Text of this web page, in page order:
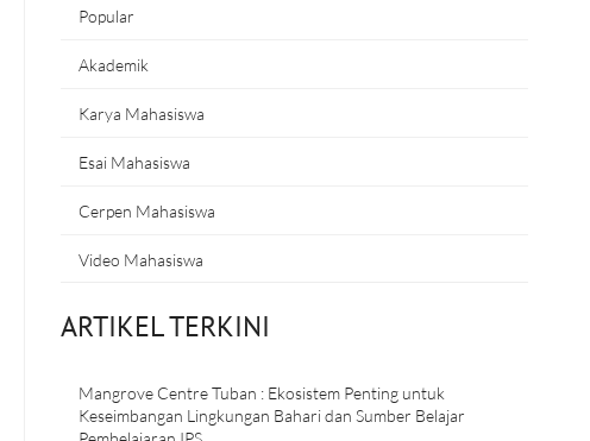
Popular
Akademik
Karya Mahasiswa
Esai Mahasiswa
Cerpen Mahasiswa
Video Mahasiswa
ARTIKEL TERKINI
Mangrove Centre Tuban : Ekosistem Penting untuk
Keseimbangan Lingkungan Bahari dan Sumber Belajar